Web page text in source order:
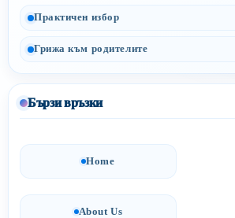
Практичен избор
Грижа към родителите
Бързи връзки
Home
About Us